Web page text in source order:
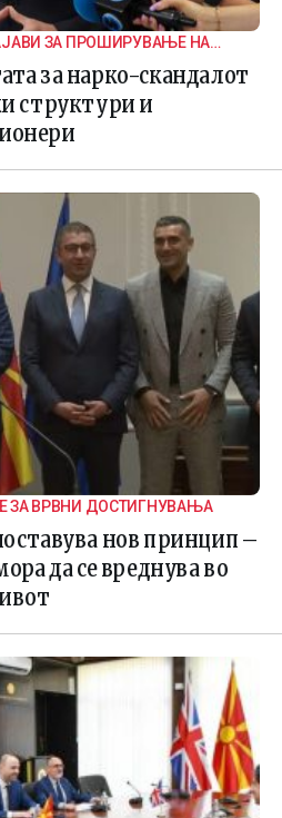
ЗА ПРОШИРУВАЊЕ НА
за нарко-скандалот
структури и
ЗА ВРВНИ ДОСТИГНУВАЊА
нов принцип –
да се вреднува во